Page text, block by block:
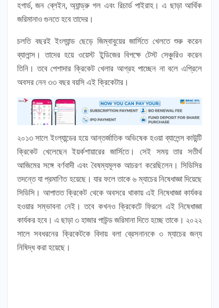
হগার্ড, জন ব্লেইন, অ্যান্ড্রু গল এবং রিচার্ড পাইরাহ। এ ছাড়া আর্থিক
জরিমানাও গুনতে হবে তাদের।
চলতি বছরই ইংল্যান্ড ছেড়ে জিম্বাবুয়ের জার্সিতে খেলতে শুরু করেন
ব্যালান্স। তাদের হয়ে ওয়েস্ট ইন্ডিজের বিপক্ষে টেস্ট সেঞ্চুরিও করেন
তিনি। তবে পেশাদার ক্রিকেট খেলার আগ্রহ পাচ্ছেন না বলে এপ্রিলে
অবসর নেন ৩৩ বছর বয়সি এই ক্রিকেটার।
২০১৩ সালে ইংল্যান্ডের হয়ে আন্তর্জাতিক অভিষেক হওয়া ব্যালেন্স কাউন্টি
ক্রিকেট খেলেছেন ইয়র্কশায়ারের জার্সিতে। সেই সময় তার সতীর্থ
আজিমের সঙ্গে বর্ণবাদী এবং বৈষম্যমূলক আচরণ করেছিলেন। সিডিসির
তদন্তে যা প্রমাণিত হয়েছে। যার ফলে তাকে ৬ ম্যাচের নিষেধাজ্ঞা দিয়েছে
সিডিসি। আপাতত ক্রিকেট থেকে অবসরে থাকায় এই নিষেধাজ্ঞা কার্যকর
হওয়ার সম্ভাবনা নেই। তবে কখনও ক্রিকেটে ফিরলে এই নিষেধাজ্ঞা
কার্যকর হবে। এ ছাড়া ৩ হাজার পাউন্ড জরিমানা দিতে হচ্ছে তাকে। ২০২২
সালে সবধরনের ক্রিকেটকে বিদায় বলা ব্রেসনানকে ৩ ম্যাচের জন্য
নিষিদ্ধ করা হয়েছে।